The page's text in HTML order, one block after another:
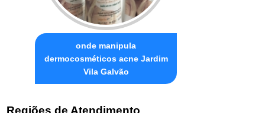
onde manipula
dermocosméticos acne Jardim
Vila Galvão
Regiões de Atendimento